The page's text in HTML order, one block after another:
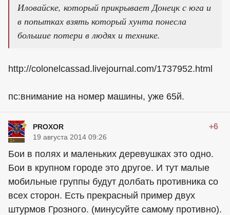
Иловайске, который прикрывает Донецк с юга и
в попытках взять который хунта понесла
большие потери в людях и технике.
http://colonelcassad.livejournal.com/1737952.html
пс:внимание на номер машины, уже 65й.
PROXOR +6
19 августа 2014 09:26
Бои в полях и маленьких деревушках это одно.
Бои в крупном городе это другое. И тут малые
мобильные группы будут долбать противника со
всех сторон. Есть прекрасный пример двух
штурмов Грозного. (минусуйте самому противно).